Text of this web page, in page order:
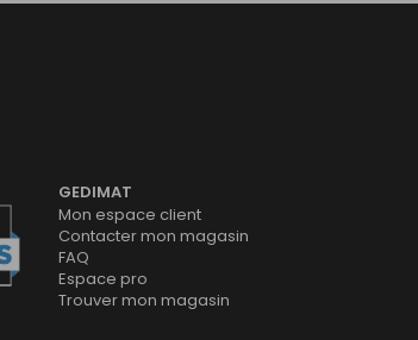
GEDIMAT
Mon espace client
Contacter mon magasin
FAQ
Espace pro
Trouver mon magasin